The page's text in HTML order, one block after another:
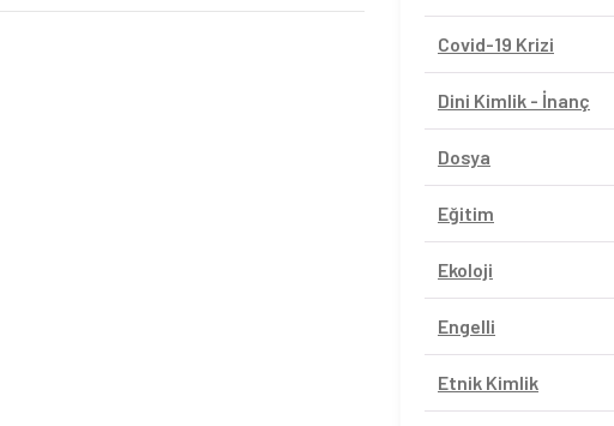
Covid-19 Krizi
Dini Kimlik - İnanç
Dosya
Eğitim
Ekoloji
Engelli
Etnik Kimlik